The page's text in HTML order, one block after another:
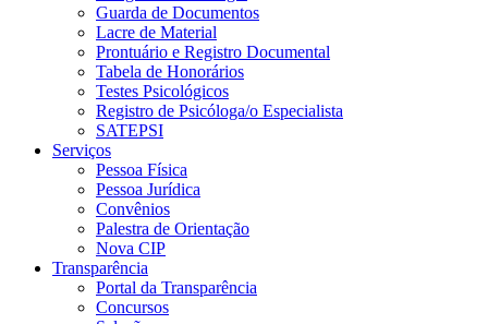
Guarda de Documentos
Lacre de Material
Prontuário e Registro Documental
Tabela de Honorários
Testes Psicológicos
Registro de Psicóloga/o Especialista
SATEPSI
Serviços
Pessoa Física
Pessoa Jurídica
Convênios
Palestra de Orientação
Nova CIP
Transparência
Portal da Transparência
Concursos